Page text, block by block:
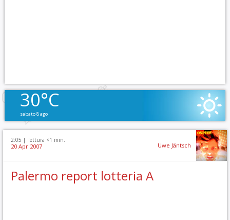
30°C
sabato 8 ago
2:05 | lettura <1 min.
20 Apr 2007 Uwe Jäntsch
Palermo report lotteria A